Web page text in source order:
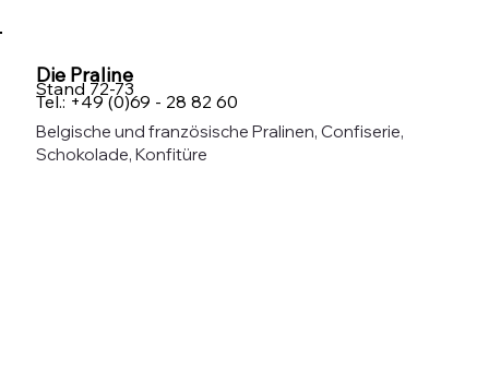
Die Praline
Stand 72-73
Tel.: +49 (0)69 - 28 82 60
Belgische und französische Pralinen, Confiserie,
Schokolade, Konfitüre